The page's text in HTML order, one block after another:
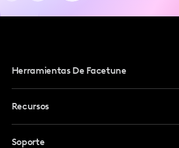
Herramientas De Facetune
Recursos
Soporte